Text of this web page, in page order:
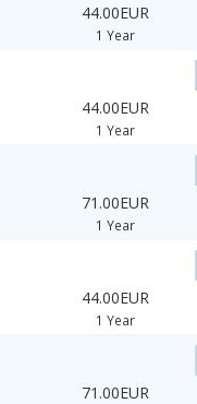
44.00EUR
1 Year
44.00EUR
1 Year
71.00EUR
1 Year
44.00EUR
1 Year
71.00EUR